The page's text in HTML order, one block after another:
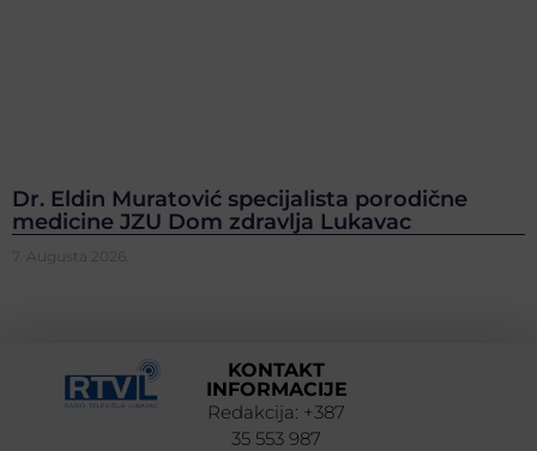
Dr. Eldin Muratović specijalista porodične
medicine JZU Dom zdravlja Lukavac
7. Augusta 2026.
KONTAKT
INFORMACIJE
Redakcija: +387
35 553 987